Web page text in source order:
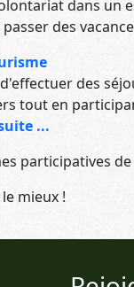
dans un
des
des
tout en
...
participatives
mieux !